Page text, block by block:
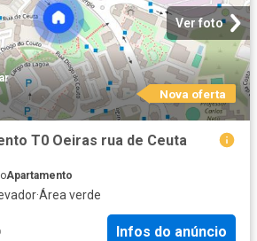
Ver foto
Nova oferta
T0 Oeiras rua de Ceuta
Apartamento
·Área verde
Infos do anúncio